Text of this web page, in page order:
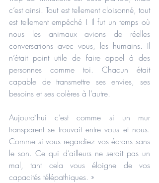
c’est ainsi. Tout est tellement cloisonné, tout
est tellement empêché ! Il fut un temps où
nous les animaux avions de réelles
conversations avec vous, les humains. Il
n’était point utile de faire appel à des
personnes comme toi. Chacun était
capable de transmettre ses envies, ses
besoins et ses colères à l’autre.
Aujourd’hui c’est comme si un mur
transparent se trouvait entre vous et nous.
Comme si vous regardiez vos écrans sans
le son. Ce qui d’ailleurs ne serait pas un
mal, tant cela vous éloigne de vos
capacités télépathiques. »